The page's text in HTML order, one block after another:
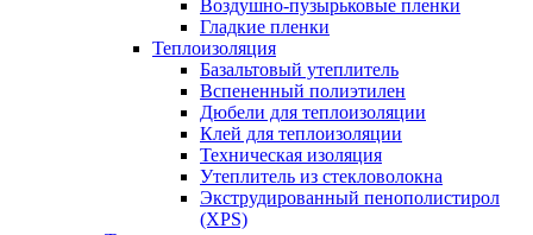
Воздушно-пузырьковые пленки
Гладкие пленки
Теплоизоляция
Базальтовый утеплитель
Вспененный полиэтилен
Дюбели для теплоизоляции
Клей для теплоизоляции
Техническая изоляция
Утеплитель из стекловолокна
Экструдированный пенополистирол
(XPS)